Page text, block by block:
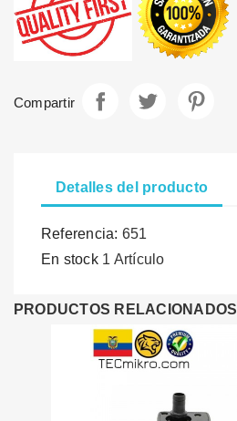
Compartir
Detalles del producto
Referencia: 651
En stock 1 Artículo
PRODUCTOS RELACIONADOS